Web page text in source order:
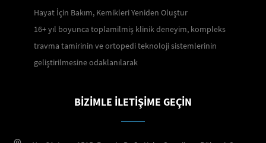
Hayat İçin Bakım, Kemikleri Yeniden Oluştur
16+ yıl boyunca toplamilmiş klinik deneyim, kompleks
travma tamirinin ve ortopedi teknoloji sistemlerinin
geliştirilmesine odaklanılarak
BIZIMLE İLETIŞIME GEÇIN